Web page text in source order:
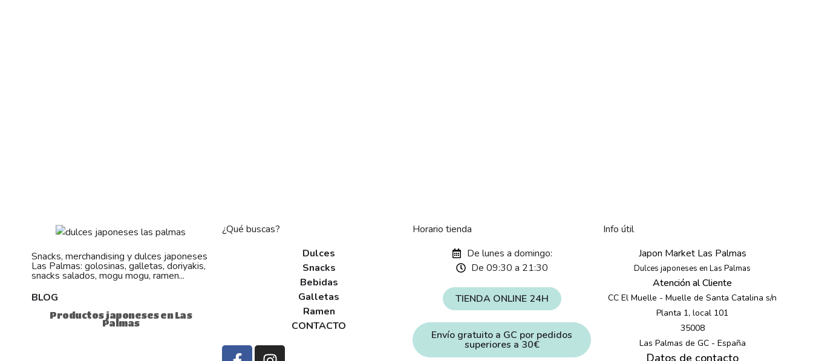
Snacks, merchandising y dulces japoneses
Las Palmas: golosinas, galletas, doriyakis,
snacks salados, mogu mogu, ramen...
BLOG
Productos japoneses en Las
Palmas
¿Qué buscas?
Dulces
Snacks
Bebidas
Galletas
Ramen
CONTACTO
Horario tienda
De lunes a domingo:
De 09:30 a 21:30
TIENDA ONLINE 24H
Envío gratuito a GC por pedidos
superiores a 30€
Info útil
Japon Market Las Palmas
Dulces japoneses en Las Palmas
Atención al Cliente
CC El Muelle - Muelle de Santa Catalina s/n
Planta 1, local 101
35008
Las Palmas de GC - España
Datos de contacto